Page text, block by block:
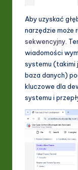
Aby uzyskać
narzędzie może
sekwencyjny .
wiadomości
systemu (takimi
baza danych)
kluczowe dla
systemu i